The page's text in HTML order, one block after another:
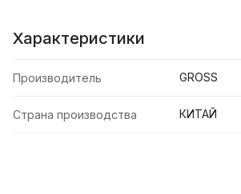
Характеристики
Производитель GROSS
Страна производства КИТАЙ